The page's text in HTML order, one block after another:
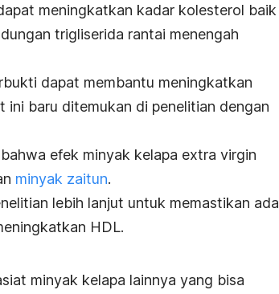
meningkatkan kadar kolesterol baik
trigliserida rantai menengah
dapat membantu meningkatkan
baru ditemukan di penelitian dengan
efek minyak kelapa extra virgin
minyak zaitun.
lebih lanjut untuk memastikan ada
HDL.
minyak kelapa lainnya yang bisa